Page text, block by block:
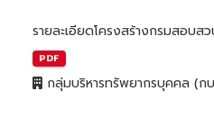
รายละเอียดโครงสร้างกรมสอบส
PDF
กลุ่มบริหารทรัพยากรบุคคล (ก